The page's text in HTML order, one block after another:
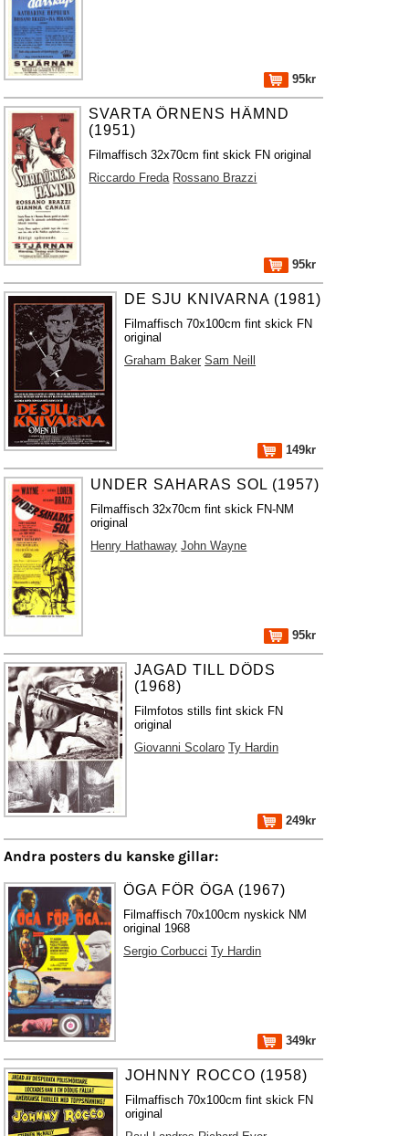
95kr
SVARTA ÖRNENS HÄMND
(1951)
Filmaffisch 32x70cm fint skick FN original
Riccardo Freda Rossano Brazzi
95kr
DE SJU KNIVARNA (1981)
Filmaffisch 70x100cm fint skick FN
original
Graham Baker Sam Neill
149kr
UNDER SAHARAS SOL (1957)
Filmaffisch 32x70cm fint skick FN-NM
original
Henry Hathaway John Wayne
95kr
JAGAD TILL DÖDS
(1968)
Filmfotos stills fint skick FN
original
Giovanni Scolaro Ty Hardin
249kr
Andra posters du kanske gillar:
ÖGA FÖR ÖGA (1967)
Filmaffisch 70x100cm nyskick NM
original 1968
Sergio Corbucci Ty Hardin
349kr
JOHNNY ROCCO (1958)
Filmaffisch 70x100cm fint skick FN
original